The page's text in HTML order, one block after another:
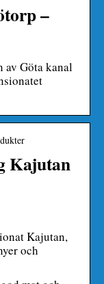
–
av Göta kanal
Kajutan
Kajutan,
och